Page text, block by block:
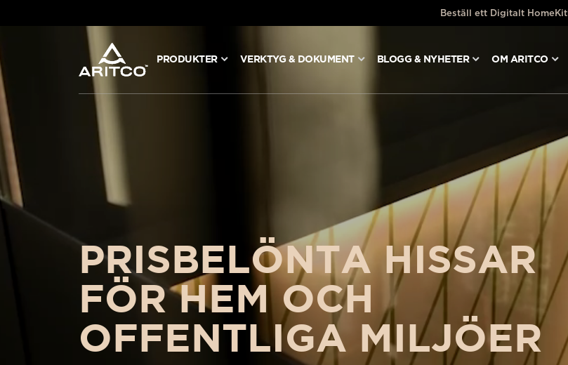
Beställ ett Digitalt HomeKit
PRODUKTER VERKTYG & DOKUMENT BLOGG & NYHETER OM ARITCO
PRODUKTER
VERKTYG & DOKUMENT
BLOGG & NYHETER
FÖR PROFESSIONELLA
Beställ ett Digitalt HomeKit
prisbelönta hissar
för hem och
offentliga miljöer